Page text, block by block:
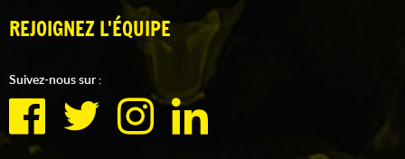
REJOIGNEZ L'ÉQUIPE
Suivez-nous sur :